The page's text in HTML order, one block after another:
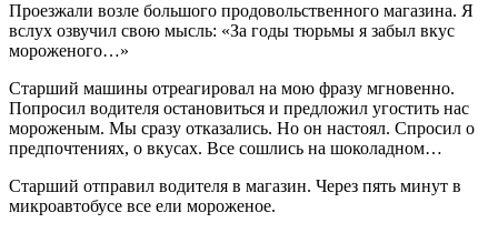
Проезжали возле большого продовольственного магазина. Я
вслух озвучил свою мысль: «За годы тюрьмы я забыл вкус
мороженого…»
Старший машины отреагировал на мою фразу мгновенно.
Попросил водителя остановиться и предложил угостить нас
мороженым. Мы сразу отказались. Но он настоял. Спросил о
предпочтениях, о вкусах. Все сошлись на шоколадном…
Старший отправил водителя в магазин. Через пять минут в
микроавтобусе все ели мороженое.